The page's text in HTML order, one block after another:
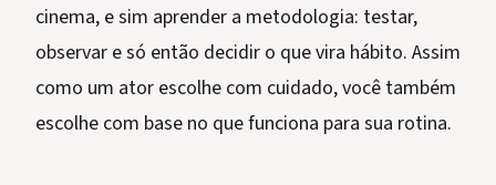
cinema, e sim aprender a metodologia: testar,
observar e só então decidir o que vira hábito. Assim
como um ator escolhe com cuidado, você também
escolhe com base no que funciona para sua rotina.